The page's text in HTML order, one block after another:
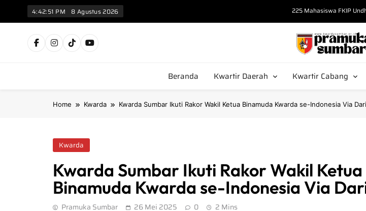
4:42:52 PM 8 Agustus 2026 225 Mahasiswa FKIP
“Bekali Calon
Tak
Kak
Pramuka
Beranda Kwartir Daerah Kwartir Cabang
Home Kwarda Kwarda Sumbar Ikuti Rakor Wakil Ketua Binamuda Kwarda se-Indonesia Via
Kwarda
Kwarda Sumbar Ikuti Rakor Wakil Ketua
Binamuda Kwarda se-Indonesia Via
Pramuka Sumbar 26 Mei 2025 0 2 Mins